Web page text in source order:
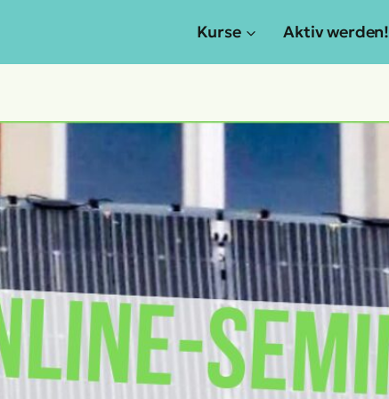
Kurse Aktiv werden!